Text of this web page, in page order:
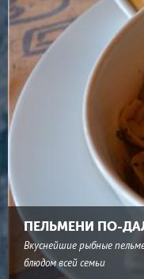
ПЕЛЬМЕНИ ПО-
Вкуснейшие рыбные
блюдом всей семьи